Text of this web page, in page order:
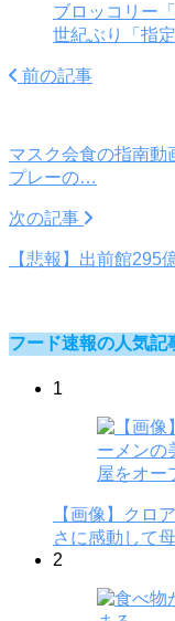
ブロッコリー
世紀ぶり「指
前の記事
マスク会食の指南
プレーの…
次の記事
【悲報】出前館295
フード速報の人気記
1
【画像】クロ
さに感動して
2